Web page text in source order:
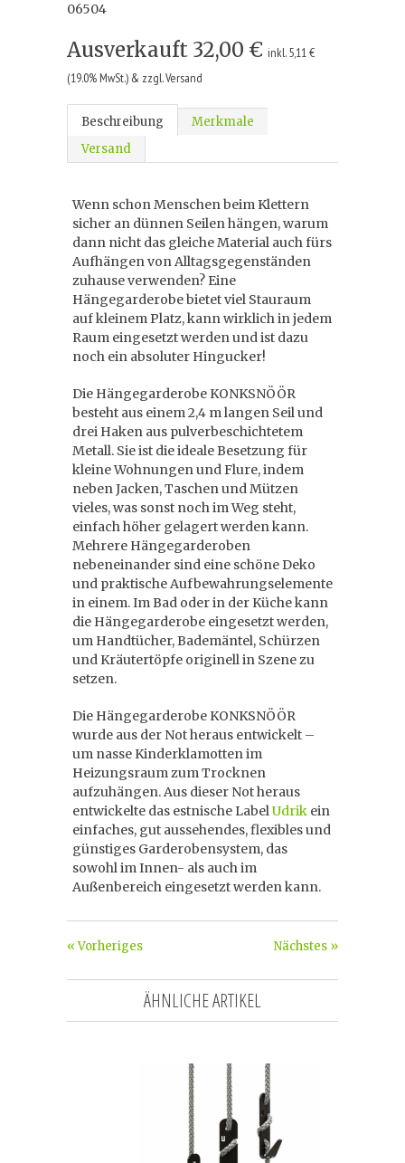
06504
Ausverkauft 32,00 € inkl. 5,11 €
(19.0% MwSt.) & zzgl. Versand
Beschreibung
Merkmale
Versand
Wenn schon Menschen beim Klettern
sicher an dünnen Seilen hängen, warum
dann nicht das gleiche Material auch fürs
Aufhängen von Alltagsgegenständen
zuhause verwenden? Eine
Hängegarderobe bietet viel Stauraum
auf kleinem Platz, kann wirklich in jedem
Raum eingesetzt werden und ist dazu
noch ein absoluter Hingucker!
Die Hängegarderobe KONKSNÖÖR
besteht aus einem 2,4 m langen Seil und
drei Haken aus pulverbeschichtetem
Metall. Sie ist die ideale Besetzung für
kleine Wohnungen und Flure, indem
neben Jacken, Taschen und Mützen
vieles, was sonst noch im Weg steht,
einfach höher gelagert werden kann.
Mehrere Hängegarderoben
nebeneinander sind eine schöne Deko
und praktische Aufbewahrungselemente
in einem. Im Bad oder in der Küche kann
die Hängegarderobe eingesetzt werden,
um Handtücher, Bademäntel, Schürzen
und Kräutertöpfe originell in Szene zu
setzen.
Die Hängegarderobe KONKSNÖÖR
wurde aus der Not heraus entwickelt –
um nasse Kinderklamotten im
Heizungsraum zum Trocknen
aufzuhängen. Aus dieser Not heraus
entwickelte das estnische LabelUdrik ein
einfaches, gut aussehendes, flexibles und
günstiges Garderobensystem, das
sowohl im Innen- als auch im
Außenbereich eingesetzt werden kann.
Nächstes »
« Vorheriges
ÄHNLICHE ARTIKEL